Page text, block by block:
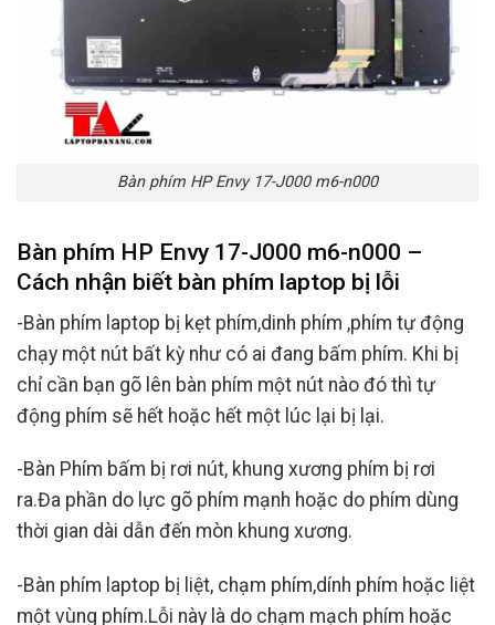
Bàn phím HP Envy 17-J000 m6-n000
Bàn phím HP Envy 17-J000 m6-n000 –
Cách nhận biết bàn phím laptop bị lỗi
-Bàn phím laptop bị kẹt phím,dinh phím ,phím tự động
chạy một nút bất kỳ như có ai đang bấm phím. Khi bị
chỉ cần bạn gõ lên bàn phím một nút nào đó thì tự
động phím sẽ hết hoặc hết một lúc lại bị lại.
-Bàn Phím bấm bị rơi nút, khung xương phím bị rơi
ra.Đa phần do lực gõ phím mạnh hoặc do phím dùng
thời gian dài dẫn đến mòn khung xương.
-Bàn phím laptop bị liệt, chạm phím,dính phím hoặc liệt
một vùng phím.Lỗi này là do chạm mạch phím hoặc